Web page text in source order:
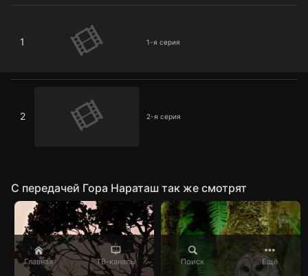
Главная ТВ-каналы Поиск Ещё
1 1-я серия
2 2-я серия
C передачей Гора Нараташ так же смотрят